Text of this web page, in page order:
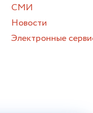
СМИ
Новости
Электронные